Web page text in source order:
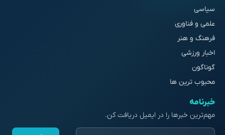
سیاسی
علمی و فناوری
فرهنگ و هنر
اخبار ورزشی
گوناگون
محبوب ترین ها
خبرنامه
مهم‌ترین خبرها را در ایمیل دریافت کن.